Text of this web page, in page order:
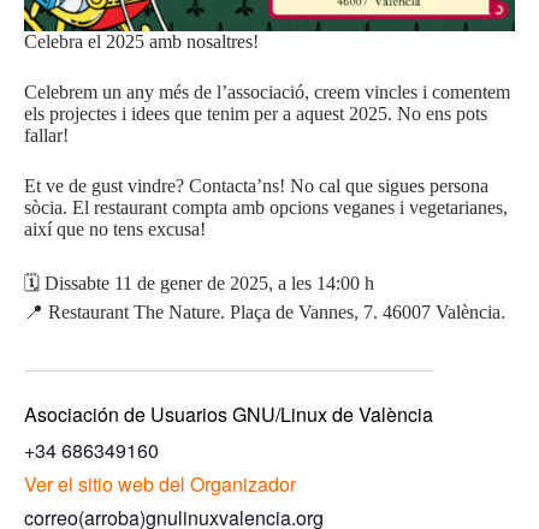
Celebra el 2025 amb nosaltres!
Celebrem un any més de l’associació, creem vincles i comentem
els projectes i idees que tenim per a aquest 2025. No ens pots
fallar!
Et ve de gust vindre? Contacta’ns! No cal que sigues persona
sòcia. El restaurant compta amb opcions veganes i vegetarianes,
així que no tens excusa!
🗓️ Dissabte 11 de gener de 2025, a les 14:00 h
📍 Restaurant The Nature. Plaça de Vannes, 7. 46007 València.
Asociación de Usuarios GNU/Linux de València
+34 686349160
Ver el sitio web del Organizador
correo(arroba)gnulinuxvalencia.org